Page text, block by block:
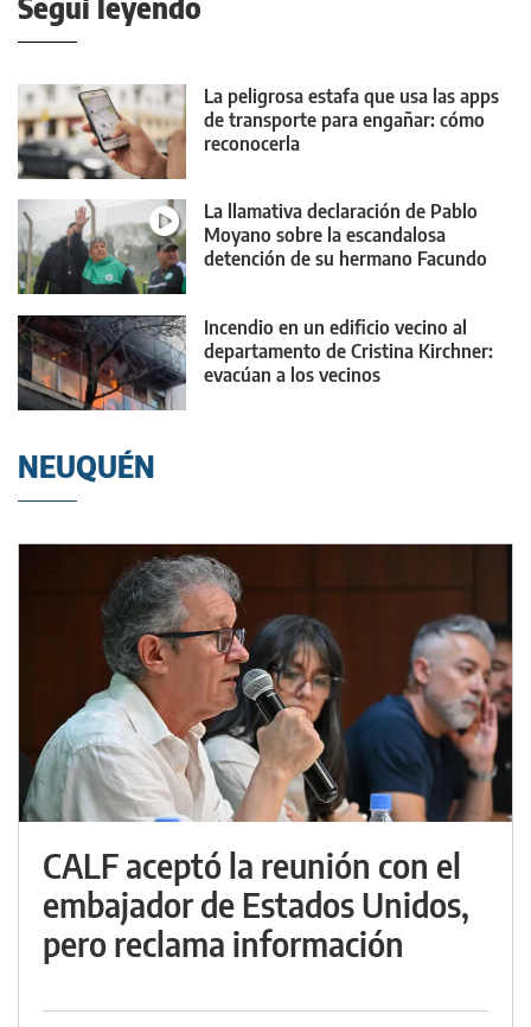
Seguí leyendo
La peligrosa estafa que usa las apps
de transporte para engañar: cómo
reconocerla
La llamativa declaración de Pablo
Moyano sobre la escandalosa
detención de su hermano Facundo
Incendio en un edificio vecino al
departamento de Cristina Kirchner:
evacúan a los vecinos
NEUQUÉN
CALF aceptó la reunión con el
embajador de Estados Unidos,
pero reclama información